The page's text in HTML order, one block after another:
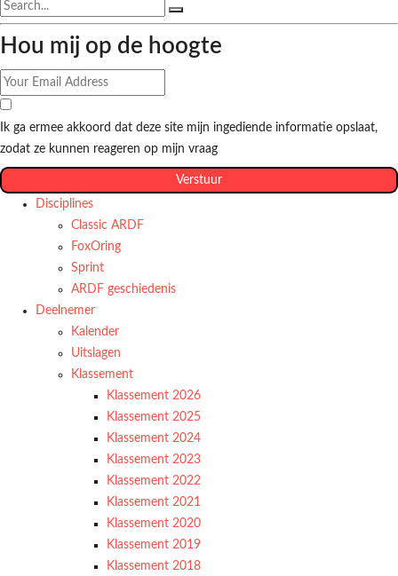
Hou mij op de hoogte
Ik ga ermee akkoord dat deze site mijn ingediende informatie opslaat,
zodat ze kunnen reageren op mijn vraag
Verstuur
Disciplines
Classic ARDF
FoxOring
Sprint
ARDF geschiedenis
Deelnemer
Kalender
Uitslagen
Klassement
Klassement 2026
Klassement 2025
Klassement 2024
Klassement 2023
Klassement 2022
Klassement 2021
Klassement 2020
Klassement 2019
Klassement 2018